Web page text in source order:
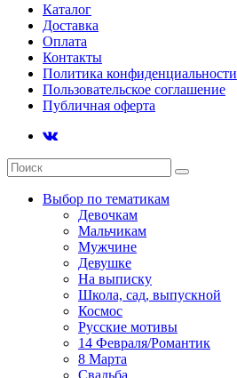
Каталог
Доставка
Оплата
Контакты
Политика конфиденциальности
Пользовательское соглашение
Публичная оферта
Выбор по тематикам
Девочкам
Мальчикам
Мужчине
Девушке
На выписку
Школа, сад, выпускной
Космос
Русские мотивы
14 Февраля/Романтик
8 Марта
Свадьба